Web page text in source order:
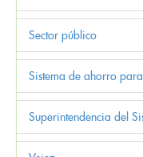
Sector público
Sistema de ahorro
Superintendencia del